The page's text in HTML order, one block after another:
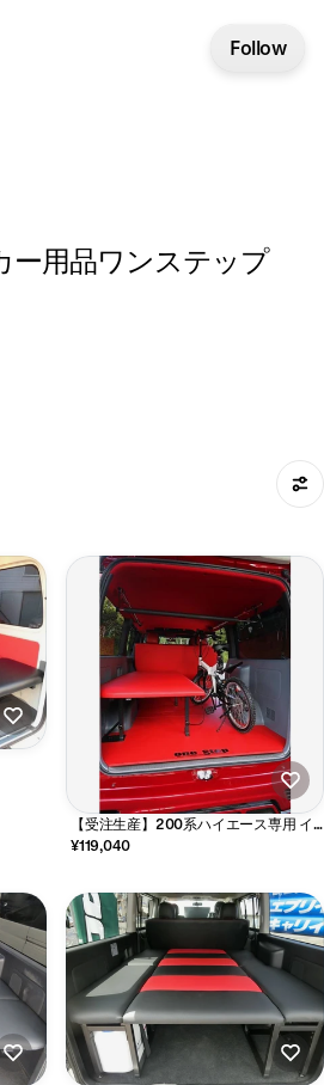
Follow
ー用品ワンステップ
【受注生産】200系ハイエース専用 イ
ージーフリップベッドキット 片側跳ね
¥119,040